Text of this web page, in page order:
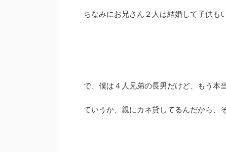
ちなみにお兄さん２人は結婚して子供も
で、僕は４人兄弟の長男だけど、もう本
ていうか、親にカネ貸してるんだから、